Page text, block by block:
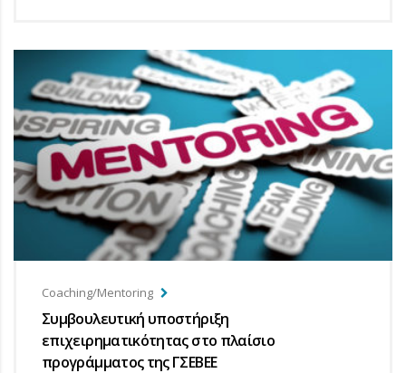
Coaching/Mentoring
Συμβουλευτική υποστήριξη
επιχειρηματικότητας στο πλαίσιο
προγράμματος της ΓΣΕΒΕΕ